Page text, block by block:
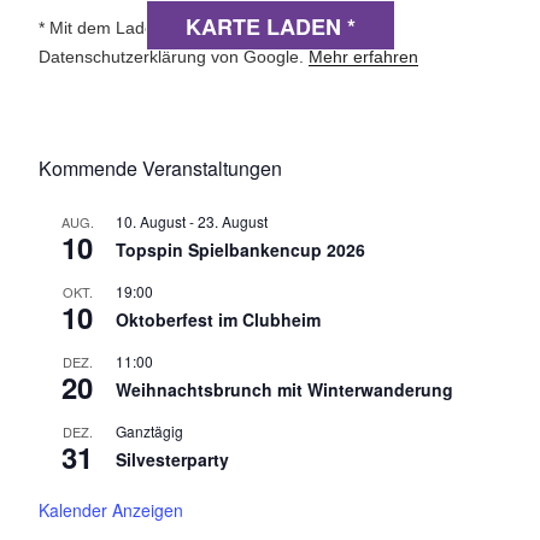
KARTE LADEN *
* Mit dem Laden der Karte akzeptierst du die
Datenschutzerklärung von Google. Mehr erfahren
Kommende Veranstaltungen
AUG.
10
10. August-23. August
Topspin Spielbankencup 2026
OKT.
10
19:00
Oktoberfest im Clubheim
DEZ.
20
11:00
Weihnachtsbrunch mit Winterwanderung
DEZ.
31
Ganztägig
Silvesterparty
Kalender Anzeigen